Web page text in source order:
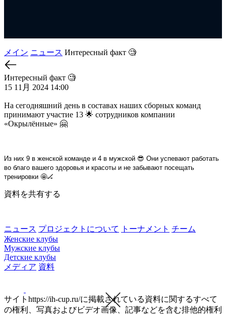
メイン ニュース Интересный факт 🧐
Интересный факт 🧐
15 11月 2024 14:00
На сегодняшний день в составах наших сборных команд
принимают участие 13 🌟 сотрудников компании
«Окрылённые» 🤗
Из них 9 в женской команде и 4 в мужской 😎 Они успевают работать
во благо вашего здоровья и красоты и не забывают посещать
тренировки 🤩🏒
資料を共有する
ニュース プロジェクトについて トーナメント チーム
Женские клубы
Мужские клубы
Детские клубы
メディア 資料
サイトhttps://ih-cup.ru/に掲載されている資料に関するすべて
の権利、写真およびビデオ画像、記事などを含む排他的権利